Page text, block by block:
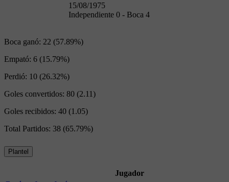
15/08/1975
Independiente 0 - Boca 4
Boca ganó: 22 (57.89%)
Empató: 6 (15.79%)
Perdió: 10 (26.32%)
Goles convertidos: 80 (2.11)
Goles recibidos: 40 (1.05)
Total Partidos: 38 (65.79%)
Plantel
Jugador